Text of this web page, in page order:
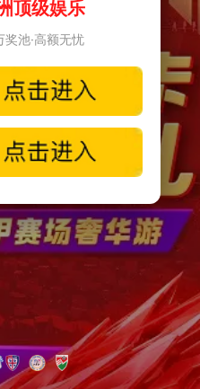
顶级娱乐
奖池·高额无忧